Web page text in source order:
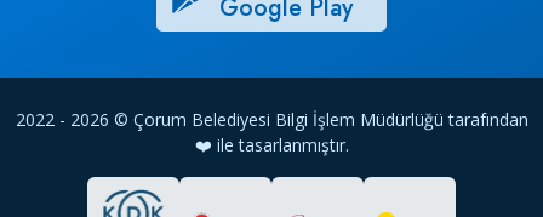
Google Play
2022 - 2026 © Çorum Belediyesi Bilgi İşlem Müdürlüğü tarafından
❤️ ile tasarlanmıştır.